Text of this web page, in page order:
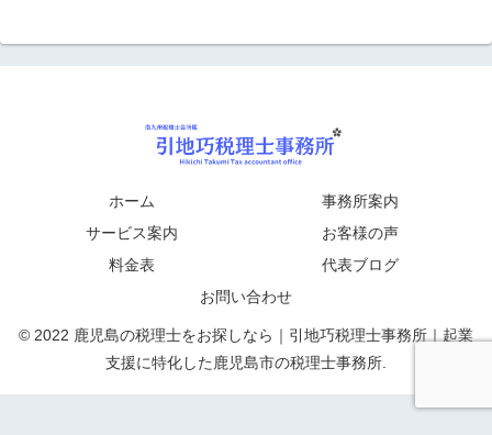
ホーム
事務所案内
サービス案内
お客様の声
料金表
代表ブログ
お問い合わせ
© 2022 鹿児島の税理士をお探しなら｜引地巧税理士事務所｜起業
支援に特化した鹿児島市の税理士事務所.